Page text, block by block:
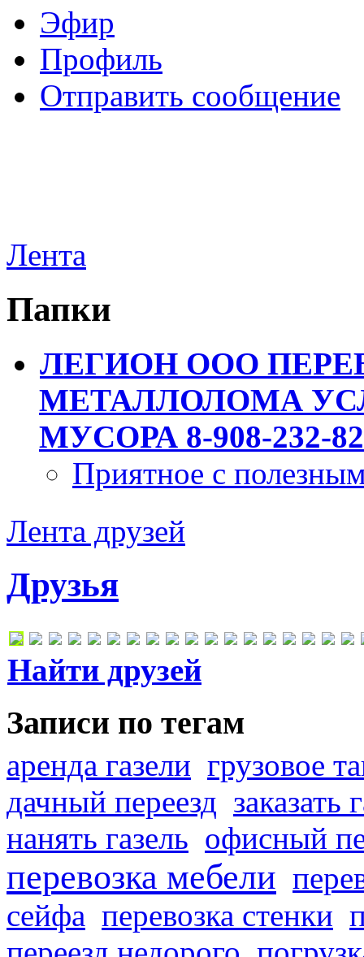
Эфир
Профиль
Отправить сообщение
Лента
Папки
ЛЕГИОН ООО
МЕТАЛЛОЛОМА
МУСОРА 8-908-232-
Приятное с
Лента друзей
Друзья
Найти друзей
Записи по тегам
аренда газели грузовое
дачный переезд заказать
нанять газель офисный
перевозка мебели
сейфа перевозка стенки